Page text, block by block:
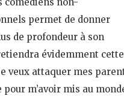
permet de donner
de profondeur à son
évidemment cette
veux attaquer mes
m’avoir mis au